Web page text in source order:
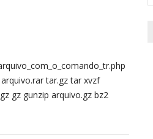
tar.gz tar xvzf
gz gunzip arquivo.gz bz2